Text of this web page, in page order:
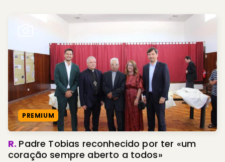
PREMIUM
R. Padre Tobias reconhecido por ter «um
coração sempre aberto a todos»